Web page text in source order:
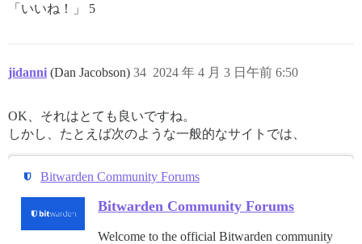
「いいね！」 5
jidanni (Dan Jacobson) 2024 年 4 月 3 日午前 6:50
34
OK、それはとても良いですね。
しかし、たとえば次のような一般的なサイトでは、
Bitwarden Community Forums
Bitwarden Community Forums
Welcome to the official Bitwarden community